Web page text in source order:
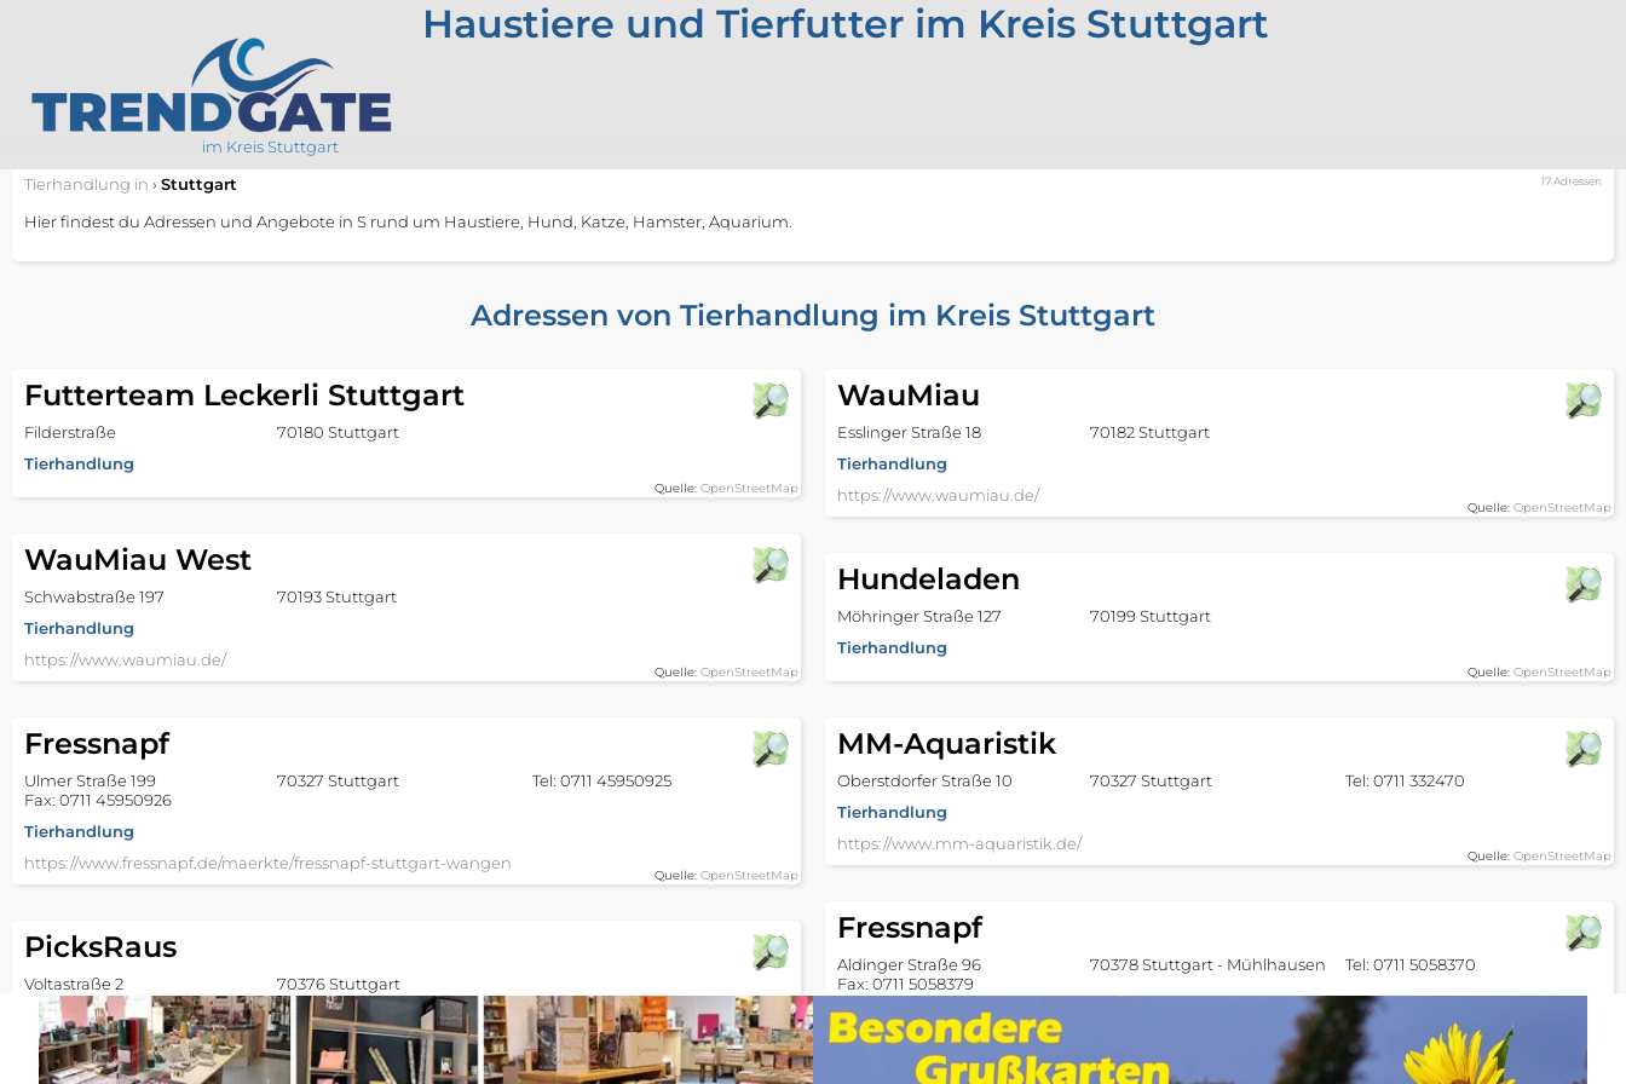
im Kreis Stuttgart
17 Adressen
Tierhandlung in › Stuttgart
Haustiere und Tierfutter im Kreis Stuttgart
Hier findest du Adressen und Angebote in S rund um Haustiere, Hund, Katze, Hamster, Aquarium.
Adressen von Tierhandlung im Kreis Stuttgart
Futterteam Leckerli Stuttgart
Filderstraße
70180 Stuttgart
Tierhandlung
Quelle:OpenStreetMap
WauMiau West
Schwabstraße 197
70193 Stuttgart
Tierhandlung
https://www.waumiau.de/
Quelle:OpenStreetMap
Fressnapf
Ulmer Straße 199 70327 Stuttgart
Tel: 0711 45950925
Fax: 0711 45950926
Tierhandlung
https://www.fressnapf.de/maerkte/fressnapf-stuttgart-wangen
Quelle:OpenStreetMap
PicksRaus
Voltastraße 2
70376 Stuttgart
Tierhandlung
http://www.josera-partner.de/heimtierland-cannstatt
Quelle:OpenStreetMap
WauMiau
Esslinger Straße 18
70182 Stuttgart
Tierhandlung
https://www.waumiau.de/
Quelle: OpenStreetMap
Hundeladen
Möhringer Straße 127
70199 Stuttgart
Tierhandlung
Quelle: OpenStreetMap
MM-Aquaristik
Oberstdorfer Straße 10 70327 Stuttgart
Tel: 0711 332470
Tierhandlung
https://www.mm-aquaristik.de/
Quelle: OpenStreetMap
Fressnapf
Aldinger Straße 96 70378 Stuttgart - Mühlhausen
Tel: 0711 5058370
Fax: 0711 5058379
Tierhandlung
https://www.fressnapf.de/maerkte/fressnapf-stuttgart-muehlhausen
Quelle: